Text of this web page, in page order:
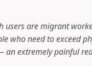
users are migrant
who need to exceed
an extremely painful